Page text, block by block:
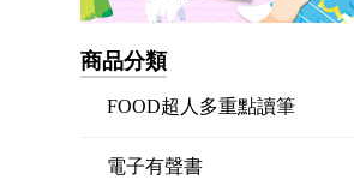
商品分類
FOOD超人多重點讀筆
電子有聲書